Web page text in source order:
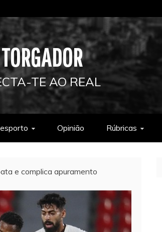
TE AO REAL
Opinião Rúbricas
e complica apuramento